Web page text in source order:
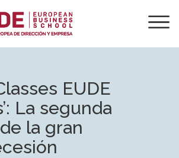
EUDE
La segunda
la gran